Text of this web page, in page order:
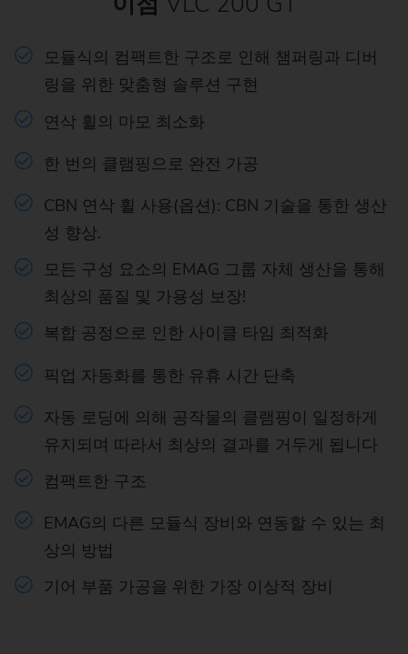
모듈식의 컴팩트한 구조로 인해 챔퍼링과 디버
링을 위한 맞춤형 솔루션 구현
연삭 휠의 마모 최소화
한 번의 클램핑으로 완전 가공
CBN 연삭 휠 사용(옵션): CBN 기술을 통한 생산
성 향상.
모든 구성 요소의 EMAG 그룹 자체 생산을 통해
최상의 품질 및 가용성 보장!
복합 공정으로 인한 사이클 타임 최적화
픽업 자동화를 통한 유휴 시간 단축
자동 로딩에 의해 공작물의 클램핑이 일정하게
유지되며 따라서 최상의 결과를 거두게 됩니다
컴팩트한 구조
EMAG의 다른 모듈식 장비와 연동할 수 있는 최
상의 방법
기어 부품 가공을 위한 가장 이상적 장비